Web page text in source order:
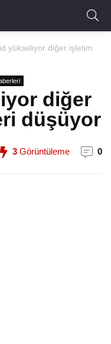
yükseliyor diğer işletim
diğer
düşüyor
3 Görüntüleme 0